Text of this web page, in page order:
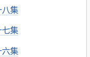
集
集
集